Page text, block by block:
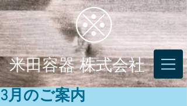
米田容器 株式会社
3月のご案内